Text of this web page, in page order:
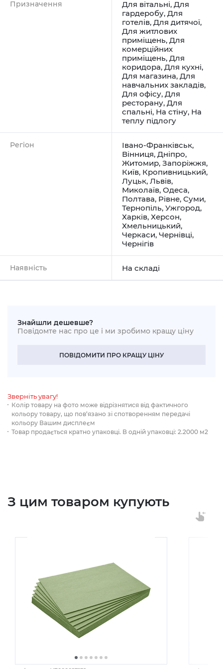
Призначення Для вітальні, Для
гардеробу, Для
готелів, Для дитячої,
Для житлових
приміщень, Для
комерційних
приміщень, Для
коридора, Для кухні,
Для магазина, Для
навчальних закладів,
Для офісу, Для
ресторану, Для
спальні, На стіну, На
теплу підлогу
Регіон Івано-Франківськ,
Вінниця, Дніпро,
Житомир, Запоріжжя,
Київ, Кропивницький,
Луцьк, Львів,
Миколаїв, Одеса,
Полтава, Рівне, Суми,
Тернопіль, Ужгород,
Харків, Херсон,
Хмельницький,
Черкаси, Чернівці,
Чернігів
Наявність На складі
Знайшли дешевше?
Повідомте нас про це і ми зробимо кращу ціну
ПОВІДОМИТИ ПРО КРАЩУ ЦІНУ
Зверніть увагу!
Колір товару на фото може відрізнятися від фактичного
кольору товару, що пов‘язано зі спотворенням передачі
кольору Вашим дисплеєм
Товар продається кратно упаковці. В одній упаковці: 2.2000 м2
З цим товаром купують